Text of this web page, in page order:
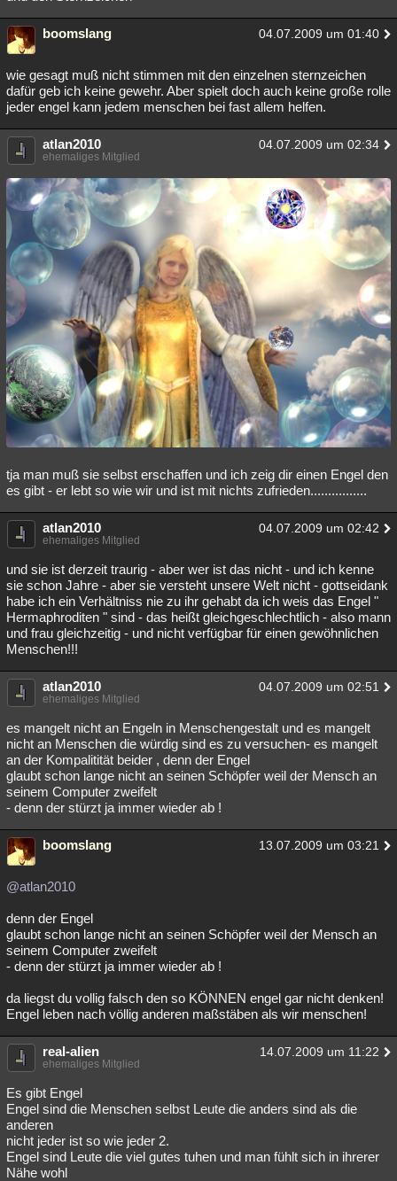
boomslang 04.07.2009 um 01:40
wie gesagt muß nicht stimmen mit den einzelnen sternzeichen
dafür geb ich keine gewehr. Aber spielt doch auch keine große rolle
jeder engel kann jedem menschen bei fast allem helfen.
atlan2010 04.07.2009 um 02:34
ehemaliges Mitglied
tja man muß sie selbst erschaffen und ich zeig dir einen Engel den
es gibt - er lebt so wie wir und ist mit nichts zufrieden................
atlan2010 04.07.2009 um 02:42
ehemaliges Mitglied
und sie ist derzeit traurig - aber wer ist das nicht - und ich kenne
sie schon Jahre - aber sie versteht unsere Welt nicht - gottseidank
habe ich ein Verhältniss nie zu ihr gehabt da ich weis das Engel "
Hermaphroditen " sind - das heißt gleichgeschlechtlich - also mann
und frau gleichzeitig - und nicht verfügbar für einen gewöhnlichen
Menschen!!!
atlan2010 04.07.2009 um 02:51
ehemaliges Mitglied
es mangelt nicht an Engeln in Menschengestalt und es mangelt
nicht an Menschen die würdig sind es zu versuchen- es mangelt
an der Kompalitität beider , denn der Engel
glaubt schon lange nicht an seinen Schöpfer weil der Mensch an
seinem Computer zweifelt
- denn der stürzt ja immer wieder ab !
boomslang 13.07.2009 um 03:21
@atlan2010
denn der Engel
glaubt schon lange nicht an seinen Schöpfer weil der Mensch an
seinem Computer zweifelt
- denn der stürzt ja immer wieder ab !
da liegst du vollig falsch den so KÖNNEN engel gar nicht denken!
Engel leben nach völlig anderen maßstäben als wir menschen!
real-alien 14.07.2009 um 11:22
ehemaliges Mitglied
Es gibt Engel
Engel sind die Menschen selbst Leute die anders sind als die
anderen
nicht jeder ist so wie jeder 2.
Engel sind Leute die viel gutes tuhen und man fühlt sich in ihrerer
Nähe wohl